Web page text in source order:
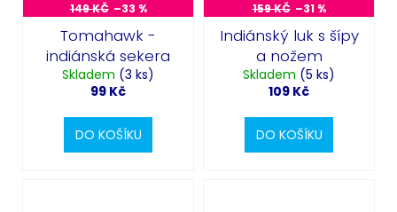
149 KČ –33 %
Tomahawk -
indiánská sekera
Skladem (3 ks)
99 Kč
DO KOŠÍKU
159 KČ –31 %
Indiánský luk s šípy
a nožem
Skladem (5 ks)
109 Kč
DO KOŠÍKU